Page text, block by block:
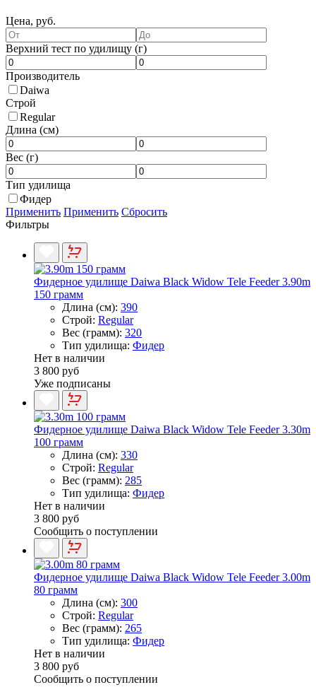
Цена, руб.
Верхний тест по удилищу (г)
Производитель
Daiwa
Строй
Regular
Длина (см)
Вес (г)
Тип удилища
Фидер
Применить Применить Сбросить
Фильтры
Фидерное удилище Daiwa Black Widow Tele Feeder 3.90m
150 грамм
Длина (см): 390
Строй: Regular
Вес (грамм): 320
Тип удилища: Фидер
Нет в наличии
3 800 руб
Уже подписаны
Фидерное удилище Daiwa Black Widow Tele Feeder 3.30m
100 грамм
Длина (см): 330
Строй: Regular
Вес (грамм): 285
Тип удилища: Фидер
Нет в наличии
3 800 руб
Сообщить о поступлении
Фидерное удилище Daiwa Black Widow Tele Feeder 3.00m
80 грамм
Длина (см): 300
Строй: Regular
Вес (грамм): 265
Тип удилища: Фидер
Нет в наличии
3 800 руб
Сообщить о поступлении